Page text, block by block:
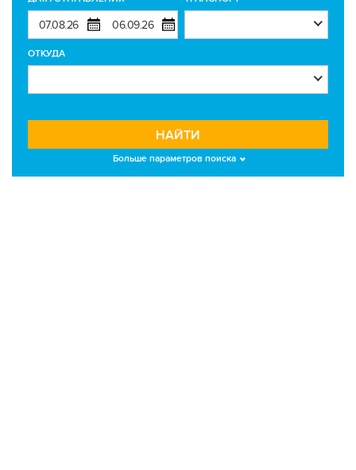
ОТКУДА
НАЙТИ
Больше параметров поиска